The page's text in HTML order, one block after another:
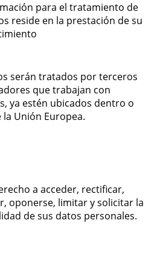
para el tratamiento de
reside en la prestación de su
serán tratados por terceros
que trabajan con
ya estén ubicados dentro o
la Unión Europea.
a acceder, rectificar,
oponerse, limitar y solicitar la
de sus datos personales.